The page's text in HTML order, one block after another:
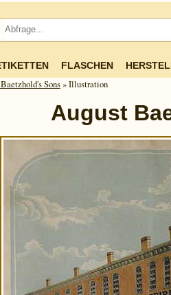
FLASCHEN
Sons» Illustration
August